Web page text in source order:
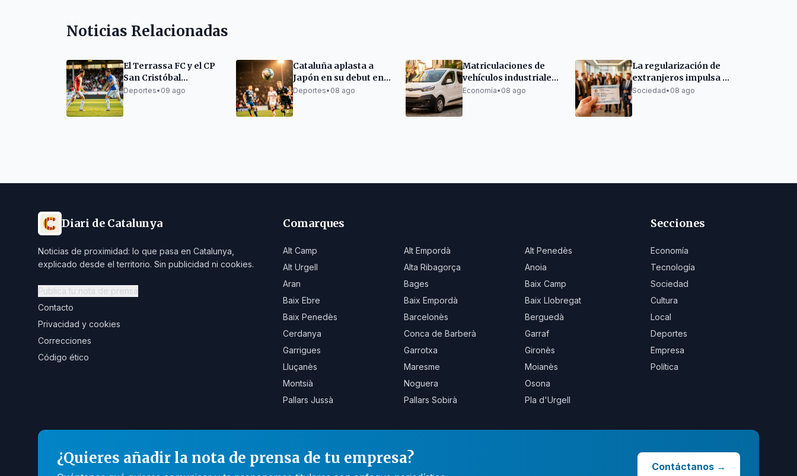
Noticias Relacionadas
El Terrassa FC y el CP
San Cristóbal
arrancan la
Deportes• 09 ago
Cataluña aplasta a
Japón en su debut en
el Mundial sub-21 de
Deportes• 08 ago
Matriculaciones de
vehículos industriales
crecen cerca del 10%
Economía• 08 ago
La regularización de
extranjeros impulsa la
afiliación a la
Sociedad• 08 ago
Diari de Catalunya
Noticias de proximidad: lo que pasa en Catalunya,
explicado desde el territorio. Sin publicidad ni cookies.
Publica tu nota de prensa
Contacto
Privacidad y cookies
Correcciones
Código ético
Comarques
Alt Camp Alt Empordà
Alt Penedès
Alt Urgell
Alta Ribagorça
Anoia
Aran
Bages
Baix Camp
Baix Ebre
Baix Empordà
Baix Llobregat
Baix Penedès
Barcelonès
Berguedà
Cerdanya
Conca de Barberà
Garraf
Garrigues
Garrotxa
Gironès
Lluçanès
Maresme
Moianès
Montsià
Noguera
Osona
Pallars Jussà
Pallars Sobirà Pla d'Urgell
Secciones
Economía
Tecnología
Sociedad
Cultura
Local
Deportes
Empresa
Política
¿Quieres añadir la nota de prensa de tu empresa? Contáctanos →